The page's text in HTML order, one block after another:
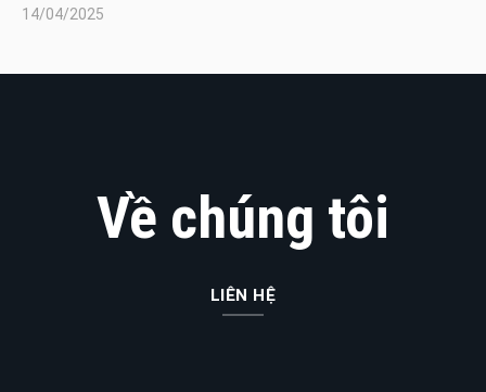
14/04/2025
Về chúng tôi
LIÊN HỆ